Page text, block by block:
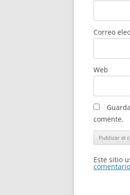
Correo
Web
comente.
Este sitio